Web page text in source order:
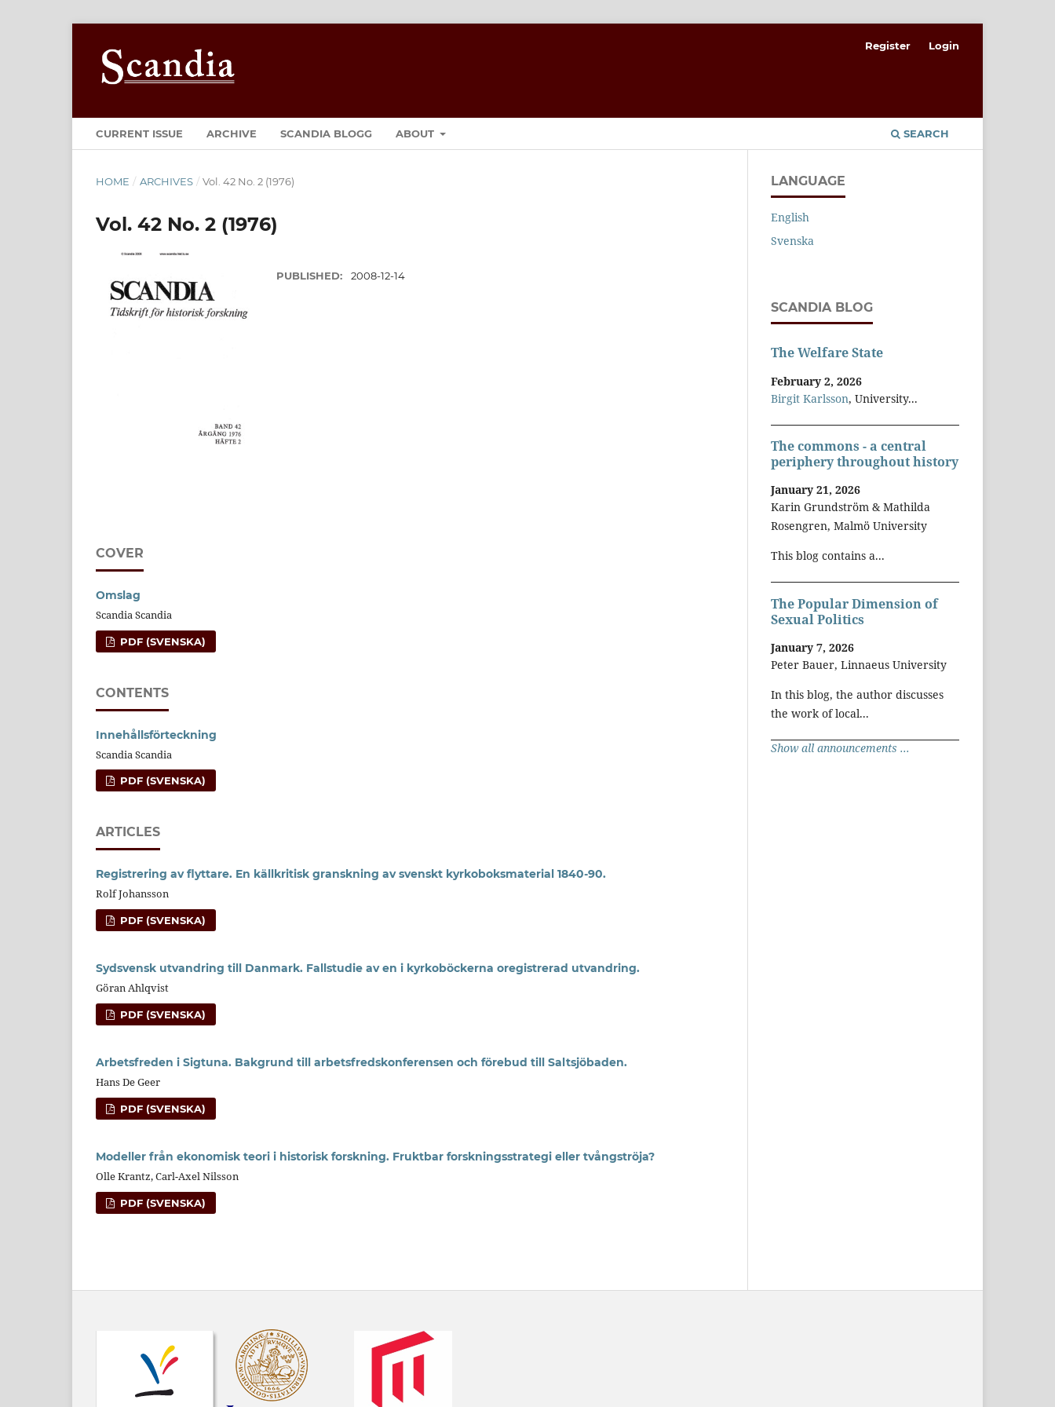
CURRENT ISSUE ARCHIVE SCANDIA BLOGG ABOUT SEARCH
Register Login
HOME / ARCHIVES / Vol. 42 No. 2 (1976)
Vol. 42 No. 2 (1976)
PUBLISHED: 2008-12-14
COVER
Omslag
Scandia Scandia
PDF (SVENSKA)
CONTENTS
Innehållsförteckning
Scandia Scandia
PDF (SVENSKA)
ARTICLES
Registrering av flyttare. En källkritisk granskning av svenskt kyrkoboksmaterial 1840-90.
Rolf Johansson
PDF (SVENSKA)
Sydsvensk utvandring till Danmark. Fallstudie av en i kyrkoböckerna oregistrerad utvandring.
Göran Ahlqvist
PDF (SVENSKA)
Arbetsfreden i Sigtuna. Bakgrund till arbetsfredskonferensen och förebud till Saltsjöbaden.
Hans De Geer
PDF (SVENSKA)
Modeller från ekonomisk teori i historisk forskning. Fruktbar forskningsstrategi eller tvångströja?
Olle Krantz, Carl-Axel Nilsson
PDF (SVENSKA)
LANGUAGE
English
Svenska
SCANDIA BLOG
The Welfare State
February 2, 2026
Birgit Karlsson, University...
The commons - a central
periphery throughout history
January 21, 2026
Karin Grundström & Mathilda
Rosengren, Malmö University
This blog contains a...
The Popular Dimension of
Sexual Politics
January 7, 2026
Peter Bauer, Linnaeus University
In this blog, the author discusses
the work of local...
Show all announcements ...